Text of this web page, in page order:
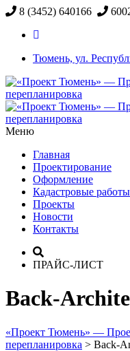
8 (3452) 640166
Тюмень, ул.
Меню
Главная
Проектирование
Оформление
Кадастровые работы
Проекты
Новости
Контакты
ПРАЙС-ЛИСТ
Back-
«Проект Тюмень» —
перепланировка > Back-